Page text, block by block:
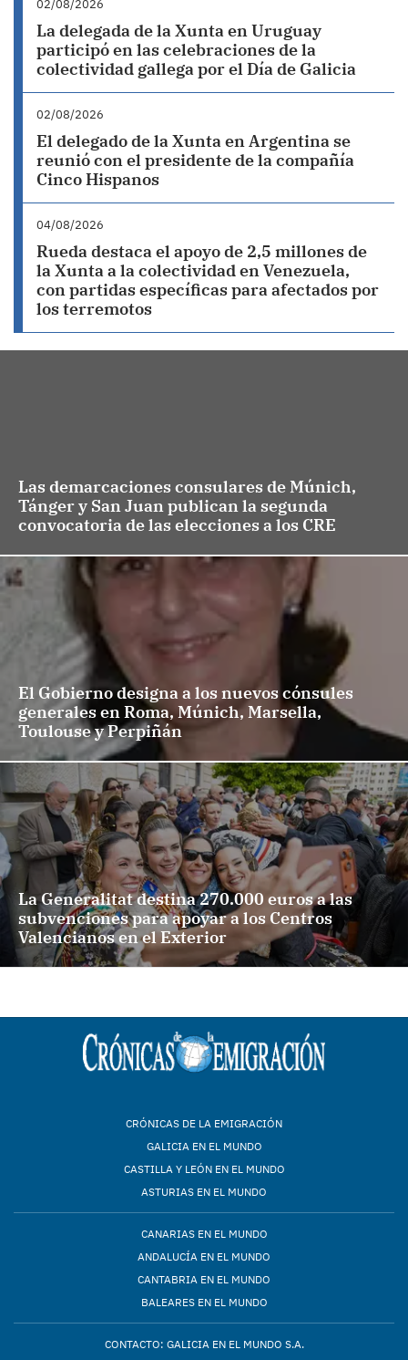
02/08/2026
La delegada de la Xunta en Uruguay
participó en las celebraciones de la
colectividad gallega por el Día de Galicia
02/08/2026
El delegado de la Xunta en Argentina se
reunió con el presidente de la compañía
Cinco Hispanos
04/08/2026
Rueda destaca el apoyo de 2,5 millones de
la Xunta a la colectividad en Venezuela,
con partidas específicas para afectados por
los terremotos
Las demarcaciones consulares de Múnich,
Tánger y San Juan publican la segunda
convocatoria de las elecciones a los CRE
El Gobierno designa a los nuevos cónsules
generales en Roma, Múnich, Marsella,
Toulouse y Perpiñán
La Generalitat destina 270.000 euros a las
subvenciones para apoyar a los Centros
Valencianos en el Exterior
CRÓNICAS DE LA EMIGRACIÓN
GALICIA EN EL MUNDO
CASTILLA Y LEÓN EN EL MUNDO
ASTURIAS EN EL MUNDO
CANARIAS EN EL MUNDO
ANDALUCÍA EN EL MUNDO
CANTABRIA EN EL MUNDO
BALEARES EN EL MUNDO
CONTACTO: GALICIA EN EL MUNDO S.A.